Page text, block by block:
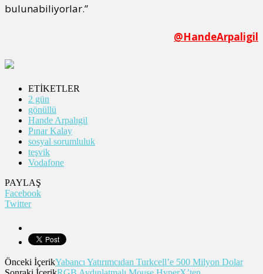
bulunabiliyorlar.”
@HandeArpaligil
ETİKETLER
2 gün
gönüllü
Hande Arpalıgil
Pınar Kalay
sosyal sorumluluk
teşvik
Vodafone
PAYLAŞ
Facebook
Twitter
Önceki İçerikYabancı Yatırımcıdan Turkcell’e 500 Milyon Dolar